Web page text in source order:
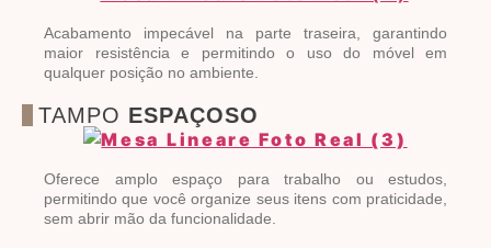
Acabamento impecável na parte traseira, garantindo
maior resistência e permitindo o uso do móvel em
qualquer posição no ambiente.
TAMPO ESPAÇOSO
Oferece amplo espaço para trabalho ou estudos,
permitindo que você organize seus itens com praticidade,
sem abrir mão da funcionalidade.